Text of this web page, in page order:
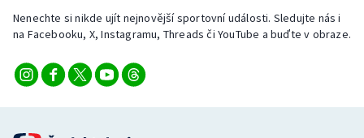
Sportovní střelba
Stolní tenis
Triatlon
Nenechte si nikde ujít nejnovější sportovní události. Sledujte nás i
na Facebooku, X, Instagramu, Threads či YouTube a buďte v obraze.